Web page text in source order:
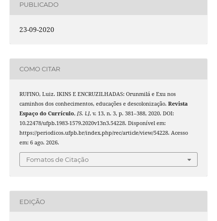
PUBLICADO
23-09-2020
COMO CITAR
RUFINO, Luiz. IKINS E ENCRUZILHADAS: Orunmilá e Exu nos
caminhos dos conhecimentos, educações e descolonização. Revista
Espaço do Currículo, [S. l.], v. 13, n. 3, p. 381–388, 2020. DOI:
10.22478/ufpb.1983-1579.2020v13n3.54228. Disponível em:
https://periodicos.ufpb.br/index.php/rec/article/view/54228. Acesso
em: 6 ago. 2026.
Fomatos de Citação
EDIÇÃO